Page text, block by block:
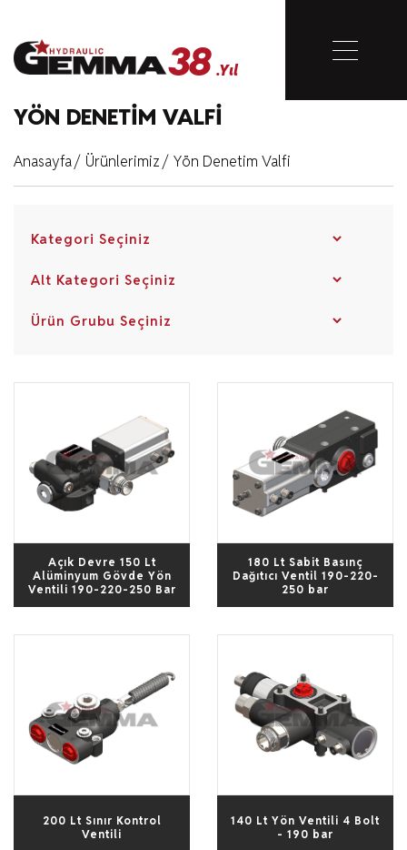
38 .Yıl
Kapat
38 .Yıl
Anasayfa
Medya
İletişim
+90 332 236 01 80
YÖN DENETIM VALFI
Anasayfa/ Ürünlerimiz/ Yön Denetim Valfi
Açık Devre 150 Lt
Alüminyum Gövde Yön
Ventili 190-220-250 Bar
180 Lt Sabit Basınç
Dağıtıcı Ventil 190-220-
250 bar
200 Lt Sınır Kontrol
Ventili
140 Lt Yön Ventili 4 Bolt
- 190 bar